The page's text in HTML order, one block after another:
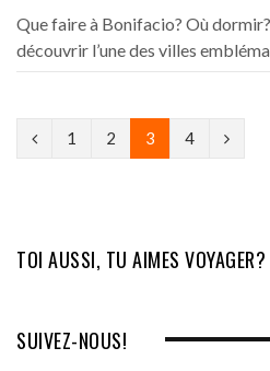
Que faire à Bonifacio? Où
découvrir l’une des villes
P
v
o
1 2 3 4
N
t
TOI AUSSI, TU AIMES VOYAGER?
SUIVEZ-NOUS!